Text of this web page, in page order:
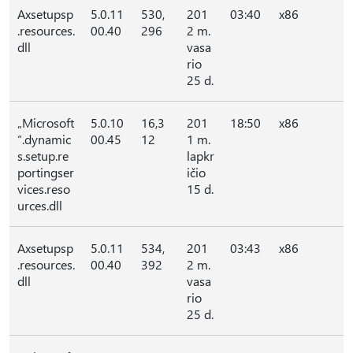
Axsetupsp
.resources.
dll
5.0.11
00.40
530,
296
201
2 m.
vasa
rio
25 d.
03:40 x86
„Microsoft
“.dynamic
s.setup.re
portingser
vices.reso
urces.dll
5.0.10
00.45
16,3
12
201
1 m.
lapkr
ičio
15 d.
18:50 x86
Axsetupsp
.resources.
dll
5.0.11
00.40
534,
392
201
2 m.
vasa
rio
25 d.
03:43 x86